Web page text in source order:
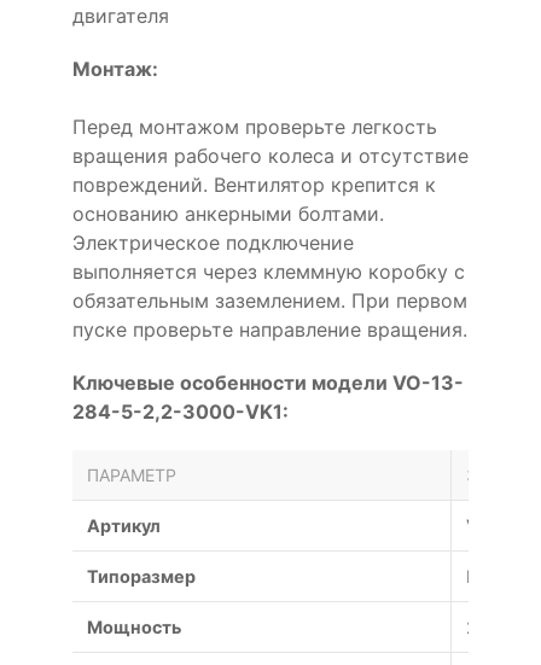
двигателя
Монтаж:
Перед монтажом проверьте легкость
вращения рабочего колеса и отсутствие
повреждений. Вентилятор крепится к
основанию анкерными болтами.
Электрическое подключение
выполняется через клеммную коробку с
обязательным заземлением. При первом
пуске проверьте направление вращения.
Ключевые особенности модели VO-13-
284-5-2,2-3000-VK1:
ПАРАМЕТР
Артикул VO-13-
Типоразмер №
Мощность 2.2 кВт